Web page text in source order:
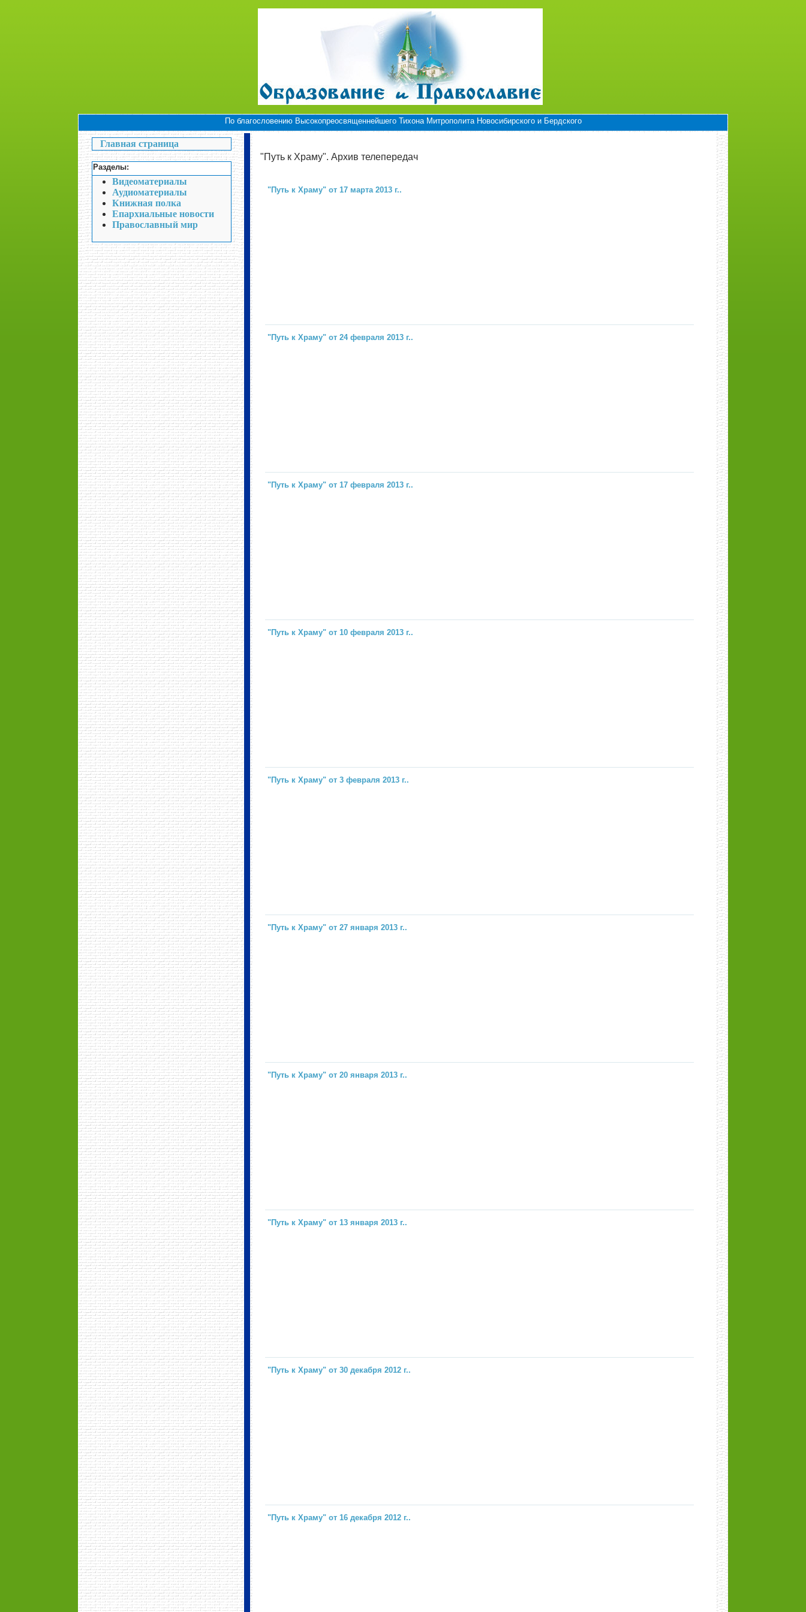
По благословению Высокопреосвященнейшего Тихона Митрополита Новосибирского и Бердского
Главная страница
Разделы:
Видеоматериалы
Аудиоматериалы
Книжная полка
Епархиальные новости
Православный мир
"Путь к Храму". Архив телепередач
"Путь к Храму" от 17 марта 2013 г..
"Путь к Храму" от 24 февраля 2013 г..
"Путь к Храму" от 17 февраля 2013 г..
"Путь к Храму" от 10 февраля 2013 г..
"Путь к Храму" от 3 февраля 2013 г..
"Путь к Храму" от 27 января 2013 г..
"Путь к Храму" от 20 января 2013 г..
"Путь к Храму" от 13 января 2013 г..
"Путь к Храму" от 30 декабря 2012 г..
"Путь к Храму" от 16 декабря 2012 г..